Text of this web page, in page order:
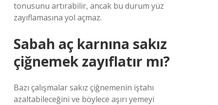
tonusunu artırabilir, ancak bu durum yüz
zayıflamasına yol açmaz.
Sabah aç karnına sakız
çiğnemek zayıflatır mı?
Bazı çalışmalar sakız çiğnemenin iştahı
azaltabileceğini ve böylece aşırı yemeyi